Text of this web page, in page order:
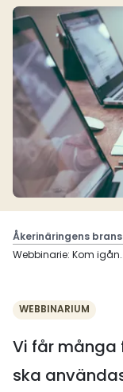
Åkerinäringens
Webbinarie: Kom
WEBBINARIUM
Vi får många
ska